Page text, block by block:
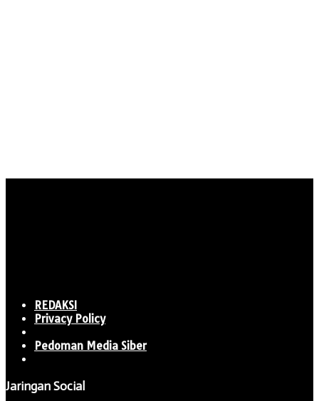
REDAKSI
Privacy Policy
Pedoman Media Siber
Jaringan Social